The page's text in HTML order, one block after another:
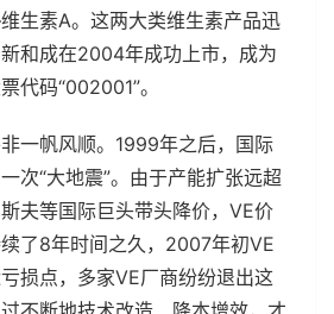
生素A。这两大类维生素产品迅
和成在2004年成功上市，成为
代码“002001”。
一帆风顺。1999年之后，国际
次“大地震”。由于产能扩张远超
夫等国际巨头带头降价，VE价
了8年时间之久，2007年初VE
损点，多家VE厂商纷纷退出这